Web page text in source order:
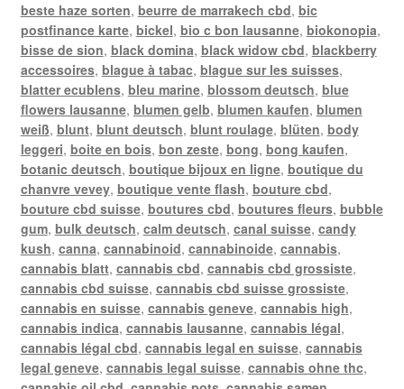
beste haze sorten, beurre de marrakech cbd, bic
postfinance karte, bickel, bio c bon lausanne, biokonopia,
bisse de sion, black domina, black widow cbd, blackberry
accessoires, blague à tabac, blague sur les suisses,
blatter ecublens, bleu marine, blossom deutsch, blue
flowers lausanne, blumen gelb, blumen kaufen, blumen
weiß, blunt, blunt deutsch, blunt roulage, blüten, body
leggeri, boite en bois, bon zeste, bong, bong kaufen,
botanic deutsch, boutique bijoux en ligne, boutique du
chanvre vevey, boutique vente flash, bouture cbd,
bouture cbd suisse, boutures cbd, boutures fleurs, bubble
gum, bulk deutsch, calm deutsch, canal suisse, candy
kush, canna, cannabinoid, cannabinoide, cannabis,
cannabis blatt, cannabis cbd, cannabis cbd grossiste,
cannabis cbd suisse, cannabis cbd suisse grossiste,
cannabis en suisse, cannabis geneve, cannabis high,
cannabis indica, cannabis lausanne, cannabis légal,
cannabis légal cbd, cannabis legal en suisse, cannabis
legal geneve, cannabis legal suisse, cannabis ohne thc,